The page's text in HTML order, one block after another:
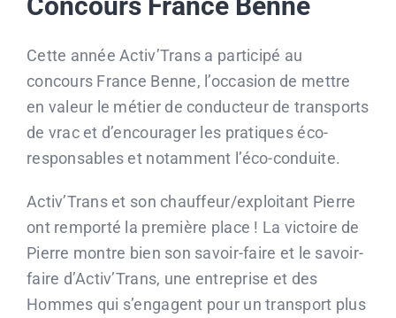
Actualité
CONTACT
Cette année Activ’Trans a participé au
concours France Benne, l’occasion de mettre
en valeur le métier de conducteur de transports
de vrac et d’encourager les pratiques éco-
responsables et notamment l’éco-conduite.
Activ’Trans et son chauffeur/exploitant Pierre
ont remporté la première place ! La victoire de
Pierre montre bien son savoir-faire et le savoir-
faire d’Activ’Trans, une entreprise et des
Hommes qui s’engagent pour un transport plus